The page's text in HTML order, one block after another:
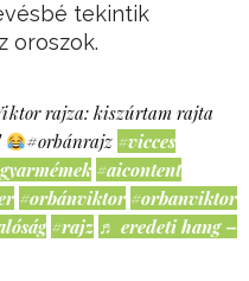
tekintik
oroszok.
rajza: kiszúrtam rajta
#orbánrajz #vicces
#aicontent
#orbánviktor #orbanviktor
#rajz ♬ eredeti hang –